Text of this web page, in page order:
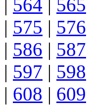
| 564 | 565
| 575 | 576
| 586 | 587
| 597 | 598
| 608 | 609